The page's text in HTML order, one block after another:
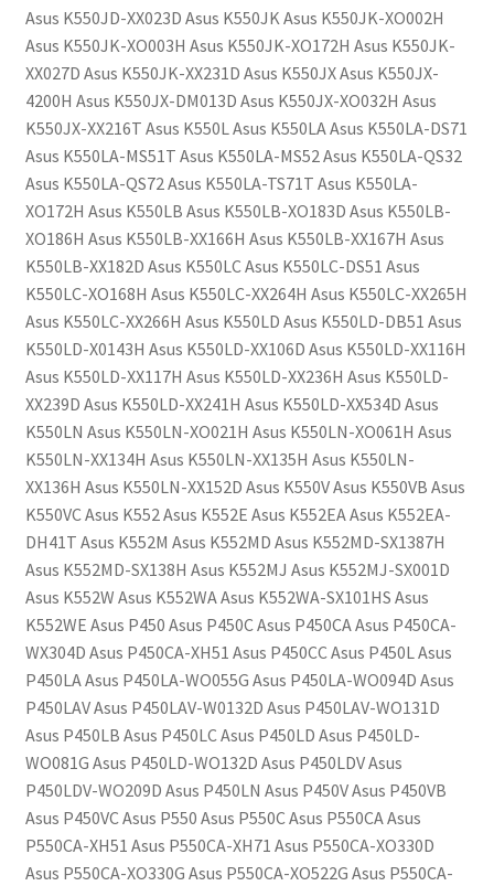
Asus K550JD-XX023D Asus K550JK Asus K550JK-XO002H
Asus K550JK-XO003H Asus K550JK-XO172H Asus K550JK-
XX027D Asus K550JK-XX231D Asus K550JX Asus K550JX-
4200H Asus K550JX-DM013D Asus K550JX-XO032H Asus
K550JX-XX216T Asus K550L Asus K550LA Asus K550LA-DS71
Asus K550LA-MS51T Asus K550LA-MS52 Asus K550LA-QS32
Asus K550LA-QS72 Asus K550LA-TS71T Asus K550LA-
XO172H Asus K550LB Asus K550LB-XO183D Asus K550LB-
XO186H Asus K550LB-XX166H Asus K550LB-XX167H Asus
K550LB-XX182D Asus K550LC Asus K550LC-DS51 Asus
K550LC-XO168H Asus K550LC-XX264H Asus K550LC-XX265H
Asus K550LC-XX266H Asus K550LD Asus K550LD-DB51 Asus
K550LD-X0143H Asus K550LD-XX106D Asus K550LD-XX116H
Asus K550LD-XX117H Asus K550LD-XX236H Asus K550LD-
XX239D Asus K550LD-XX241H Asus K550LD-XX534D Asus
K550LN Asus K550LN-XO021H Asus K550LN-XO061H Asus
K550LN-XX134H Asus K550LN-XX135H Asus K550LN-
XX136H Asus K550LN-XX152D Asus K550V Asus K550VB Asus
K550VC Asus K552 Asus K552E Asus K552EA Asus K552EA-
DH41T Asus K552M Asus K552MD Asus K552MD-SX1387H
Asus K552MD-SX138H Asus K552MJ Asus K552MJ-SX001D
Asus K552W Asus K552WA Asus K552WA-SX101HS Asus
K552WE Asus P450 Asus P450C Asus P450CA Asus P450CA-
WX304D Asus P450CA-XH51 Asus P450CC Asus P450L Asus
P450LA Asus P450LA-WO055G Asus P450LA-WO094D Asus
P450LAV Asus P450LAV-W0132D Asus P450LAV-WO131D
Asus P450LB Asus P450LC Asus P450LD Asus P450LD-
WO081G Asus P450LD-WO132D Asus P450LDV Asus
P450LDV-WO209D Asus P450LN Asus P450V Asus P450VB
Asus P450VC Asus P550 Asus P550C Asus P550CA Asus
P550CA-XH51 Asus P550CA-XH71 Asus P550CA-XO330D
Asus P550CA-XO330G Asus P550CA-XO522G Asus P550CA-